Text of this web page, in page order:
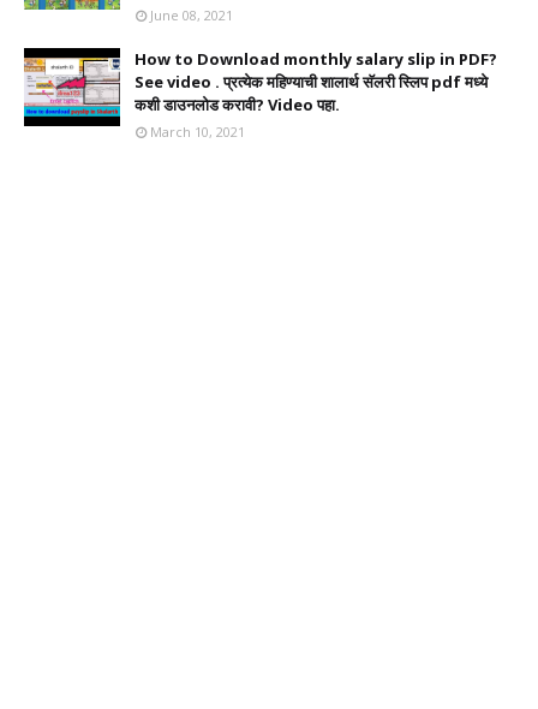
June 08, 2021
How to Download monthly salary slip in PDF?
See video . प्रत्येक महिण्याची शालार्थ सॅलरी स्लिप pdf मध्ये
कशी डाउनलोड करावी? Video पहा.
March 10, 2021